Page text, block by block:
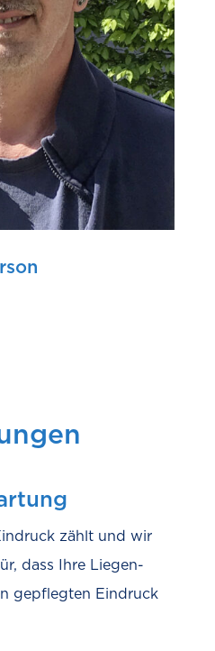
zählt und wir
dass Ihre Liegen­
gepflegten Eindruck